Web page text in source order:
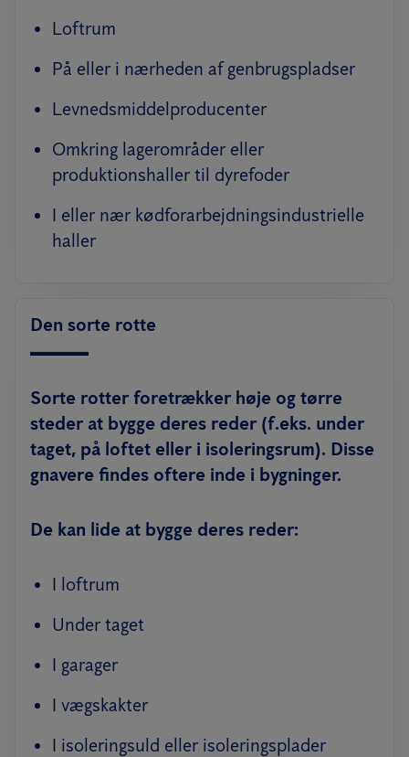
Loftrum
På eller i nærheden af genbrugspladser
Levnedsmiddelproducenter
Omkring lagerområder eller
produktionshaller til dyrefoder
I eller nær kødforarbejdningsindustrielle
haller
Den sorte rotte
Sorte rotter foretrækker høje og tørre
steder at bygge deres reder (f.eks. under
taget, på loftet eller i isoleringsrum). Disse
gnavere findes oftere inde i bygninger.
De kan lide at bygge deres reder:
I loftrum
Under taget
I garager
I vægskakter
I isoleringsuld eller isoleringsplader